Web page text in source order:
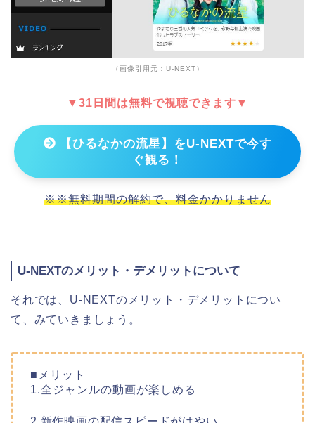
（画像引用元：U-NEXT）
▼31日間は無料で視聴できます▼
【ひるなかの流星】をU-NEXTで今す
ぐ観る！
※※無料期間の解約で、料金かかりません
U-NEXTのメリット・デメリットについて
それでは、U-NEXTのメリット・デメリットについ
て、みていきましょう。
■メリット
1.全ジャンルの動画が楽しめる